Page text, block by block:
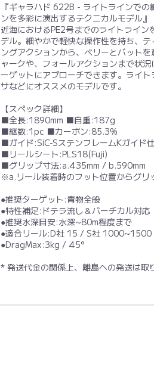
『ギャラハド 622B - ライトラインで
ンを多彩に演出するテクニカルモデル』
近海におけるPE2号までのライトライ
デル。細やかで軽快な操作性を持ち、
ングアクションから、ベリーとバット
ャークや、フォールアクションまで状
ーゲットにアプローチできます。ライ
サなどにオススメのモデルです。
【スペック詳細】
■全長:1890mm ■自重:187g
■継数:1pc ■カーボン:85.3%
■ガイド:SiC-SステンフレームKガイド
■リールシート:PLS18(Fuji)
■グリップ寸法:a.435mm / b.590mm
※a.リール装着時のフット位置からグ
●推奨ターゲット:青物全般
●特性補足:ドテラ流し＆バーチカル対応
●推奨水深目安:水深~80m程度まで
●適合リール:D社 15 / S社 1000~1500
●DragMax:3kg / 45°
* 発送代金の関係上、離島への発送は取